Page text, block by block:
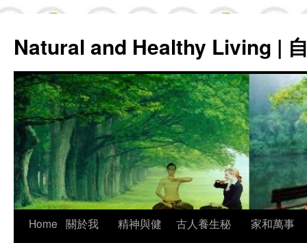
Natural and Healthy Living |
Skip
Home 關於我
精神與健
古人養生秘
家和萬事